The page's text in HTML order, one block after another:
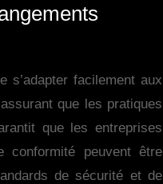
facilement aux
que les pratiques
que les entreprises
peuvent être
de sécurité et de